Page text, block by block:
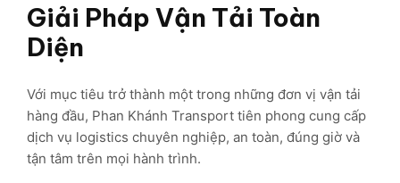
Giải Pháp Vận Tải Toàn
Diện
Với mục tiêu trở thành một trong những đơn vị vận tải
hàng đầu, Phan Khánh Transport tiên phong cung cấp
dịch vụ logistics chuyên nghiệp, an toàn, đúng giờ và
tận tâm trên mọi hành trình.